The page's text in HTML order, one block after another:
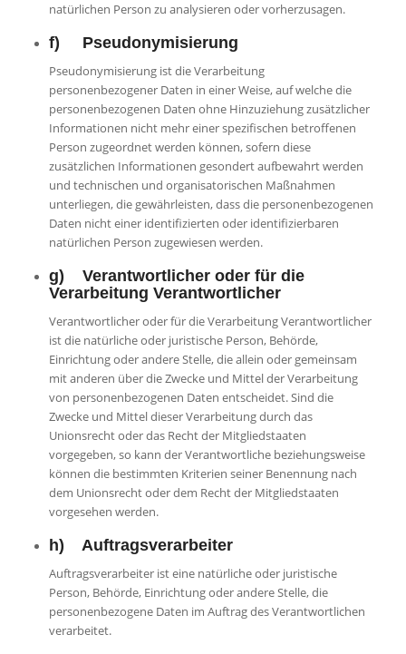
natürlichen Person zu analysieren oder vorherzusagen.
f) Pseudonymisierung
Pseudonymisierung ist die Verarbeitung
personenbezogener Daten in einer Weise, auf welche die
personenbezogenen Daten ohne Hinzuziehung zusätzlicher
Informationen nicht mehr einer spezifischen betroffenen
Person zugeordnet werden können, sofern diese
zusätzlichen Informationen gesondert aufbewahrt werden
und technischen und organisatorischen Maßnahmen
unterliegen, die gewährleisten, dass die personenbezogenen
Daten nicht einer identifizierten oder identifizierbaren
natürlichen Person zugewiesen werden.
g) Verantwortlicher oder für die
Verarbeitung Verantwortlicher
Verantwortlicher oder für die Verarbeitung Verantwortlicher
ist die natürliche oder juristische Person, Behörde,
Einrichtung oder andere Stelle, die allein oder gemeinsam
mit anderen über die Zwecke und Mittel der Verarbeitung
von personenbezogenen Daten entscheidet. Sind die
Zwecke und Mittel dieser Verarbeitung durch das
Unionsrecht oder das Recht der Mitgliedstaaten
vorgegeben, so kann der Verantwortliche beziehungsweise
können die bestimmten Kriterien seiner Benennung nach
dem Unionsrecht oder dem Recht der Mitgliedstaaten
vorgesehen werden.
h) Auftragsverarbeiter
Auftragsverarbeiter ist eine natürliche oder juristische
Person, Behörde, Einrichtung oder andere Stelle, die
personenbezogene Daten im Auftrag des Verantwortlichen
verarbeitet.